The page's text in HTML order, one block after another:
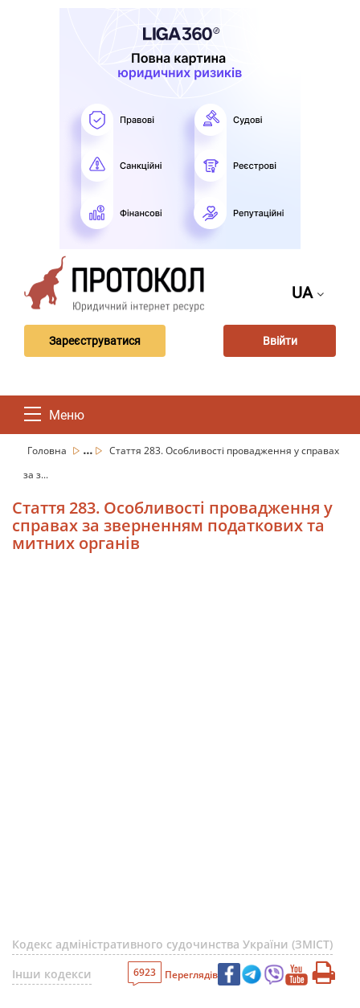
UA
Зареєструватися Ввійти
Меню
Головна ...
Стаття 283. Особливості провадження у справах
за з...
Стаття 283. Особливості провадження у
справах за зверненням податкових та
митних органів
Кодекс адміністративного судочинства України (ЗМІСТ)
Інши кодекси
6923 Переглядів